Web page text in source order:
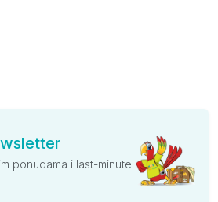
ponudama i last-minute